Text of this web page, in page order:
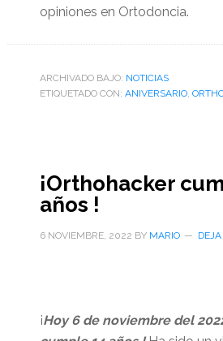
opiniones en Ortodoncia.
ARCHIVADO BAJO: NOTICIAS
ETIQUETADO CON: ANIVERSARIO,
¡Orthohacker
años !
6 NOVIEMBRE, 2022 BY MARIO
¡Hoy 6 de noviembre del